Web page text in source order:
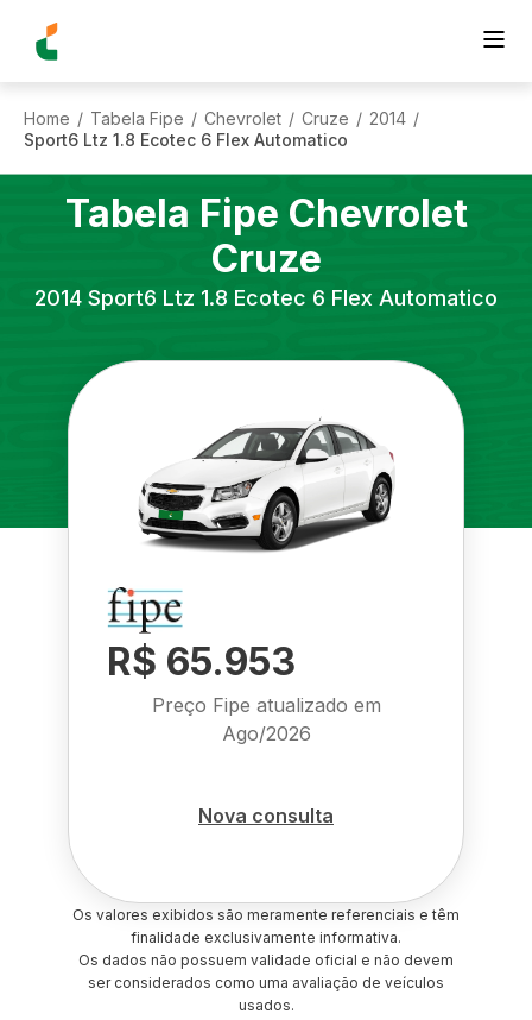
Home / Tabela Fipe / Chevrolet / Cruze / 2014 /
Sport6 Ltz 1.8 Ecotec 6 Flex Automatico
Tabela Fipe Chevrolet
Cruze
2014 Sport6 Ltz 1.8 Ecotec 6 Flex Automatico
R$ 65.953
Preço Fipe atualizado em
Ago/2026
Nova consulta
Os valores exibidos são meramente referenciais e têm
finalidade exclusivamente informativa.
Os dados não possuem validade oficial e não devem
ser considerados como uma avaliação de veículos
usados.